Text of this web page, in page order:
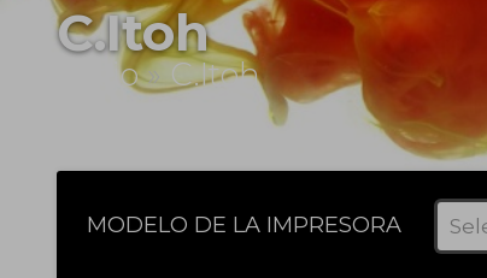
C.Itoh
Inicio» C.Itoh
MODELO DE LA IMPRESORA